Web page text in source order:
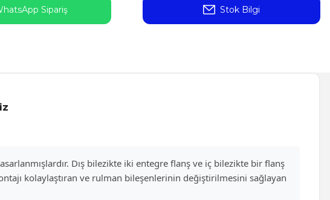
Sipariş Stok Bilgi
Dış bilezikte iki entegre flanş ve iç bilezikte bir flanş
kolaylaştıran ve rulman bileşenlerinin değiştirilmesini sağlayan